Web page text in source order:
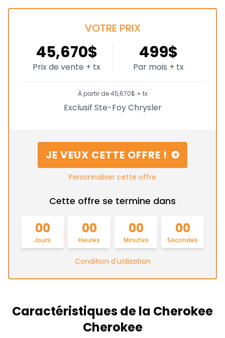
VOTRE PRIX
45,670$
Prix de vente + tx
499$
Par mois + tx
À partir de 45,670$ + tx
Exclusif Ste-Foy Chrysler
JE VEUX CETTE OFFRE !
Personnaliser cette offre
Cette offre se termine dans
00
Jours
00
Heures
00
Minutes
00
Secondes
Condition d'utilisation
Caractéristiques de la Cherokee
Cherokee